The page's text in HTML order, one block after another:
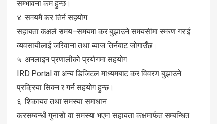
सम्भावना कम हुन्छ।
४. समयमै कर तिर्न सहयोग
सहायता कक्षले समय–समयमा कर बुझाउने समयसीमा स्मरण गराई
व्यवसायीलाई जरिवाना तथा ब्याज तिर्नबाट जोगाउँछ।
५. अनलाइन प्रणालीको प्रयोगमा सहयोग
IRD Portal वा अन्य डिजिटल माध्यमबाट कर विवरण बुझाउने
प्रक्रिया सिक्न र गर्न सहयोग हुन्छ।
६. शिकायत तथा समस्या समाधान
करसम्बन्धी गुनासो वा समस्या भएमा सहायता कक्षमार्फत सम्बन्धित